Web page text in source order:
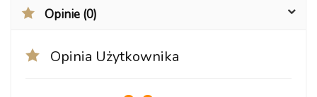
Opinie (0)
Opinia Użytkownika